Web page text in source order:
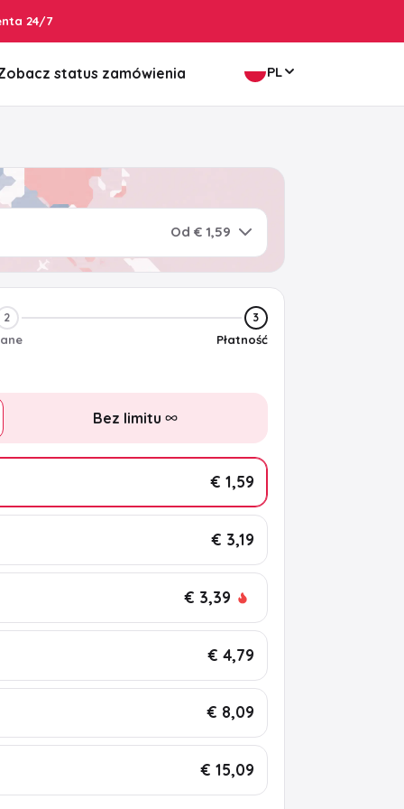
24/7
status zamówienia PL
Od € 1,59
2 3
Płatność
Bez limitu
€ 1,59
€ 3,19
€ 3,39
€ 4,79
€ 8,09
€ 15,09